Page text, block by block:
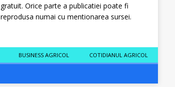
gratuit. Orice parte a publicatiei poate fi
reprodusa numai cu mentionarea sursei.
BUSINESS AGRICOL COTIDIANUL AGRICOL